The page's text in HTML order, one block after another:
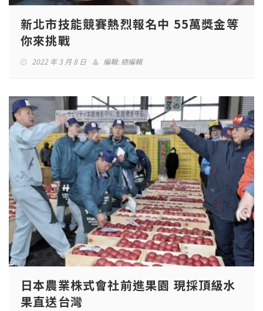
新北市技能競賽熱烈報名中 55萬獎金等
你來挑戰
2022 年 3 月 8 日 編輯:總編輯
日本農業株式會社前進果園 現採頂級水
果直送台灣